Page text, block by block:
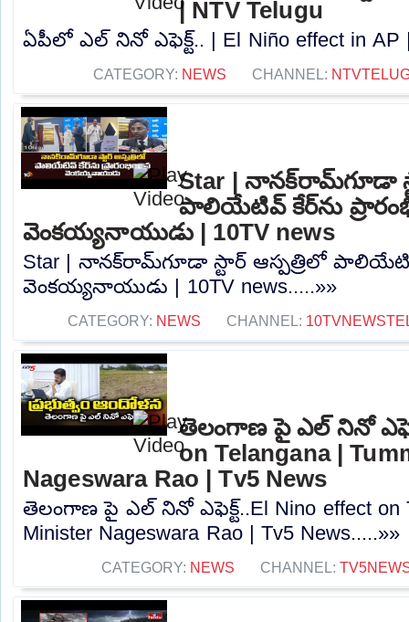
| NTV Telugu
ఏపీలో ఎల్ నినో ఎఫెక్ట్.. | El Niño effect in AP |
CATEGORY: NEWS CHANNEL:
Star | నానక్‌రామ్‌గూడా
పాలియేటివ్ కేర్‌ను
వెంకయ్యనాయుడు | 10TV news
Star | నానక్‌రామ్‌గూడా స్టార్ ఆస్పత్రిలో
వెంకయ్యనాయుడు | 10TV news.....»»
CATEGORY: NEWS CHANNEL:
తెలంగాణ పై ఎల్ నినో
on Telangana |
Nageswara Rao | Tv5 News
తెలంగాణ పై ఎల్ నినో ఎఫెక్ట్..El Nino effect on
Minister Nageswara Rao | Tv5 News.....»»
CATEGORY: NEWS CHANNEL: